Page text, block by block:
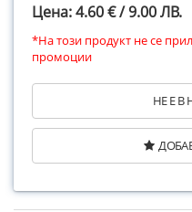
Цена: 4.60 € / 9.00 ЛВ.
*На този продукт не се
промоции
НЕ Е В